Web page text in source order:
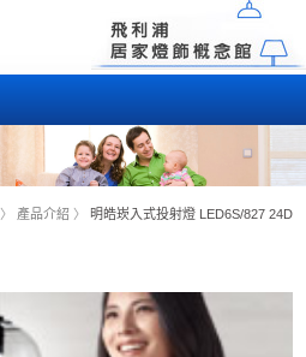
〉 產品介紹 〉 明皓崁入式投射燈 LED6S/827 24D